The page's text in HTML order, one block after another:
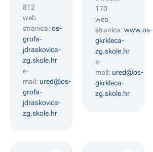
812
web
stranica: os-
grofa-
jdraskovica-
zg.skole.hr
e-
mail: ured@os-
grofa-
jdraskovica-
zg.skole.hr
170
web
stranica: www.os-
gkrkleca-
zg.skole.hr
e-
mail: ured@os-
gkrkleca-
zg.skole.hr